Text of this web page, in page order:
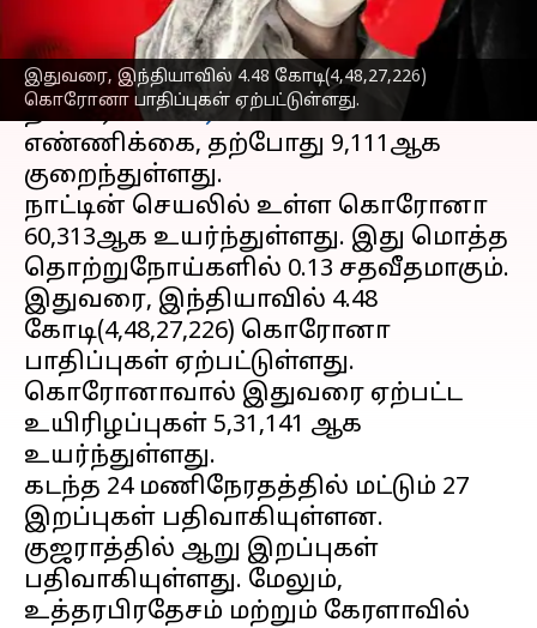
இதுவரை, இந்தியாவில் 4.48 கோடி(4,48,27,226)
கொரோனா பாதிப்புகள் ஏற்பட்டுள்ளது.
செய்தி முன்னோட்டம்
நேற்று(ஏப்-16) 10,093ஆக இருந்த
தினசரிகொரோனாவின்
எண்ணிக்கை, தற்போது 9,111ஆக
குறைந்துள்ளது.
நாட்டின் செயலில் உள்ள கொரோனா
60,313ஆக உயர்ந்துள்ளது. இது மொத்த
தொற்றுநோய்களில் 0.13 சதவீதமாகும்.
இதுவரை, இந்தியாவில் 4.48
கோடி(4,48,27,226) கொரோனா
பாதிப்புகள் ஏற்பட்டுள்ளது.
கொரோனாவால் இதுவரை ஏற்பட்ட
உயிரிழப்புகள் 5,31,141 ஆக
உயர்ந்துள்ளது.
கடந்த 24 மணிநேரதத்தில் மட்டும் 27
இறப்புகள் பதிவாகியுள்ளன.
குஜராத்தில் ஆறு இறப்புகள்
பதிவாகியுள்ளது. மேலும்,
உத்தரபிரதேசம் மற்றும் கேரளாவில்